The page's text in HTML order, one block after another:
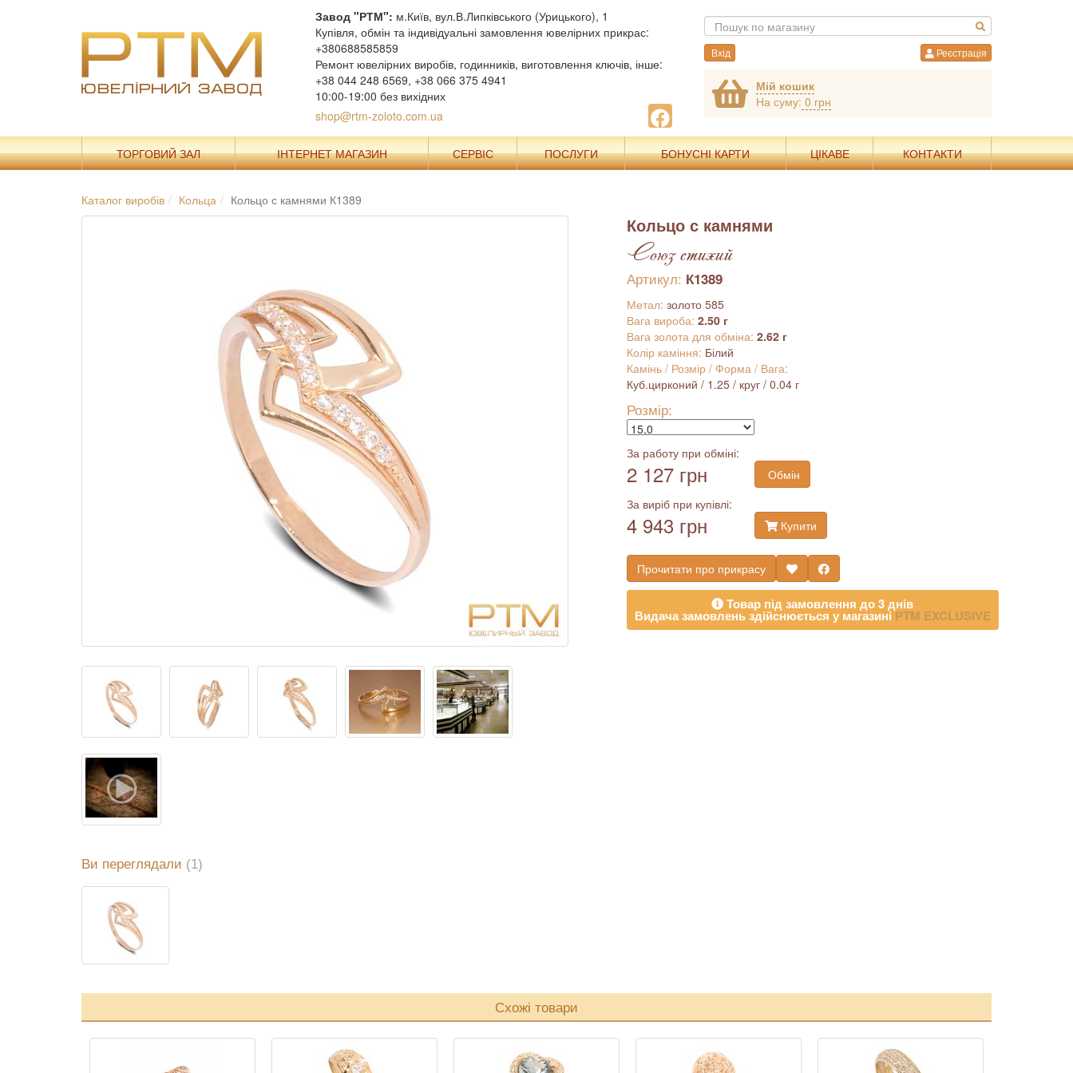
Завод "РТМ": м.Київ, вул.В.Липківського (Урицького), 1
Купівля, обмін та індивідуальні замовлення ювелірних прикрас:
+380688585859
Ремонт ювелірних виробів, годинників, виготовлення ключів, інше:
+38 044 248 6569, +38 066 375 4941
10:00-19:00 без вихідних
shop@rtm-zoloto.com.ua
Вхід Реєстрація
Мій кошик
На суму: 0 грн
ТОРГОВИЙ ЗАЛ ІНТЕРНЕТ МАГАЗИН СЕРВІС ПОСЛУГИ БОНУСНІ КАРТИ ЦІКАВЕ КОНТАКТИ
Каталог виробів Кольца Кольцо с камнями К1389
Кольцо с камнями
Союз стихий
Артикул: К1389
Метал: золото 585
Вага вироба: 2.50 г
Вага золота для обміна: 2.62 г
Колір каміння: Білий
Камінь / Розмір / Форма / Вага:
Куб.цирконий / 1.25 / круг / 0.04 г
Розмір:
За работу при обміні:
2 127 грн
Обмін
За виріб при купівлі:
4 943 грн Купити
Прочитати про прикрасу
Товар під замовлення до 3 днів
Видача замовлень здійснюється у магазиніPTM EXCLUSIVE
Ви переглядали (1)
Схожі товари